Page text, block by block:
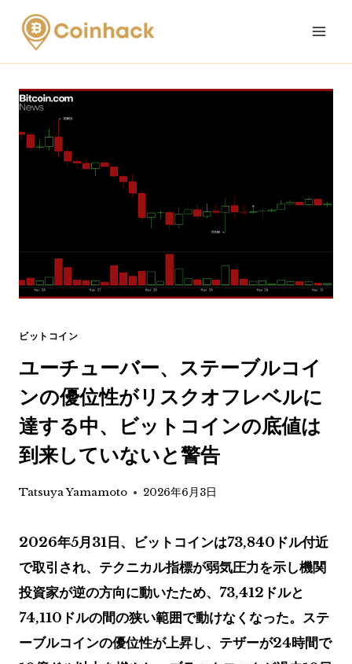
Skip
content
ビットコイン
ユーチューバー、ステーブルコイ
ンの優位性がリスクオフレベルに
達する中、ビットコインの底値は
到来していないと警告
Tatsuya Yamamoto 2026年6月3日
2026年5月31日、ビットコインは73,840ドル付近
で取引され、テクニカル指標が弱気圧力を示し機関
投資家が逆の方向に動いたため、73,412ドルと
74,110ドルの間の狭い範囲で動けなくなった。ステ
ーブルコインの優位性が上昇し、テザーが24時間で